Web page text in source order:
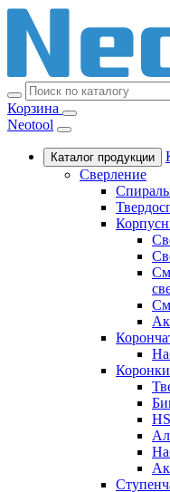
Корзина
Neotool
Каталог продукции
Сверление
Коронки